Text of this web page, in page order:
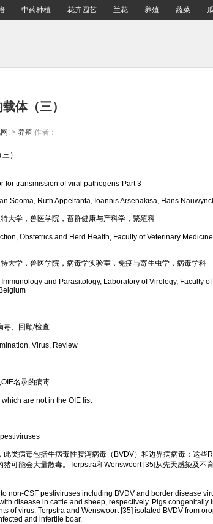
中药种植 花卉园艺 兰花 养殖 蔬菜
体（三）
: > 养殖 作者：
）
transmission of viral pathogens-Part 3
Ruth Appeltanta, Ioannis Arsenakisa, Hans
学，兽医学院，畜群健康与产科学，繁殖科
Obstetrics and Herd Health, Faculty of Veterinary
学，兽医学院，病毒学实验室，免疫与寄生虫学，病毒学科
and Parasitology, Laboratory of Virology, Faculty of
、回顾/检查
Virus, Review
名录的病毒
are not in the OIE list
病毒包括牛病毒性腹泻病毒（BVDV）和边界病病毒；这些
可能会大量散毒。Terpstra和Wenswoort [35]从先天感染及不
CSF pestiviruses including BVDV and border disease
disease in cattle and sheep, respectively. Pigs congenitally
of virus. Terpstra and Wenswoort [35] isolated BVDV from
and infertile boar.